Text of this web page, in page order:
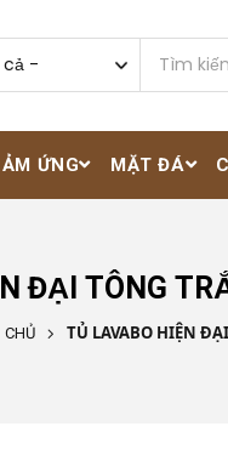
ỨNG MẶT ĐÁ
ĐẠI TÔNG
CHỦ TỦ LAVABO HIỆN